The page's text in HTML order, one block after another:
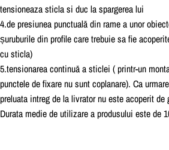
tensioneaza sticla si duc la spargerea lui
4.de presiunea punctualadin rame a unor
suruburile din profile care trebuie sa fie
cu sticla)
5.tensionarea continuaa sticlei ( printr-un
punctele de fixare nu sunt coplanare). Ca
preluata intreg de la livrator nu este acoperit de
Durata medie de utilizare a produsului este de